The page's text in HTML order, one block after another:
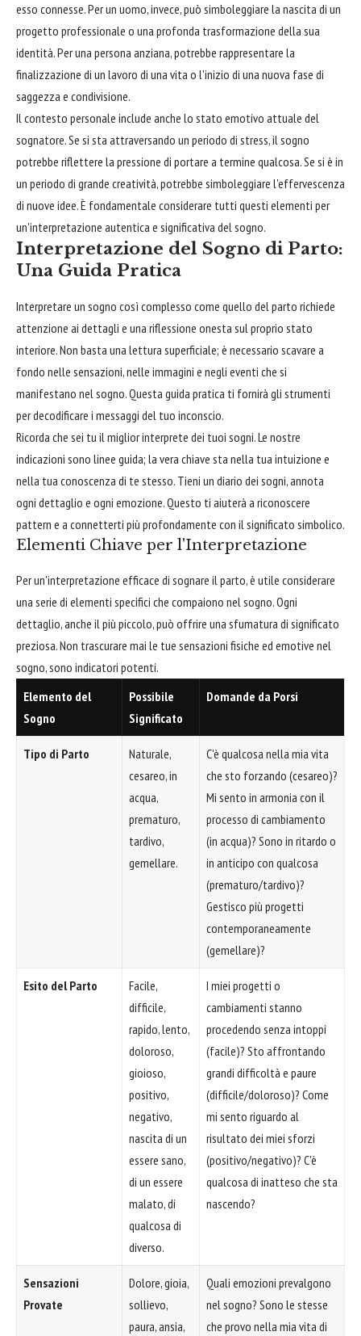
esso connesse. Per un uomo, invece, può simboleggiare la nascita di un
progetto professionale o una profonda trasformazione della sua
identità. Per una persona anziana, potrebbe rappresentare la
finalizzazione di un lavoro di una vita o l'inizio di una nuova fase di
saggezza e condivisione.
Il contesto personale include anche lo stato emotivo attuale del
sognatore. Se si sta attraversando un periodo di stress, il sogno
potrebbe riflettere la pressione di portare a termine qualcosa. Se si è in
un periodo di grande creatività, potrebbe simboleggiare l'effervescenza
di nuove idee. È fondamentale considerare tutti questi elementi per
un'interpretazione autentica e significativa del sogno.
Interpretazione del Sogno di Parto:
Una Guida Pratica
Interpretare un sogno così complesso come quello del parto richiede
attenzione ai dettagli e una riflessione onesta sul proprio stato
interiore. Non basta una lettura superficiale; è necessario scavare a
fondo nelle sensazioni, nelle immagini e negli eventi che si
manifestano nel sogno. Questa guida pratica ti fornirà gli strumenti
per decodificare i messaggi del tuo inconscio.
Ricorda che sei tu il miglior interprete dei tuoi sogni. Le nostre
indicazioni sono linee guida; la vera chiave sta nella tua intuizione e
nella tua conoscenza di te stesso. Tieni un diario dei sogni, annota
ogni dettaglio e ogni emozione. Questo ti aiuterà a riconoscere
pattern e a connetterti più profondamente con il significato simbolico.
Elementi Chiave per l'Interpretazione
Per un'interpretazione efficace di sognare il parto, è utile considerare
una serie di elementi specifici che compaiono nel sogno. Ogni
dettaglio, anche il più piccolo, può offrire una sfumatura di significato
preziosa. Non trascurare mai le tue sensazioni fisiche ed emotive nel
sogno, sono indicatori potenti.
Elemento del
Sogno
Possibile
Significato
Domande da Porsi
Tipo di Parto
Naturale,
cesareo, in
acqua,
prematuro,
tardivo,
gemellare.
C'è qualcosa nella mia vita
che sto forzando (cesareo)?
Mi sento in armonia con il
processo di cambiamento
(in acqua)? Sono in ritardo o
in anticipo con qualcosa
(prematuro/tardivo)?
Gestisco più progetti
contemporaneamente
(gemellare)?
Esito del Parto
Facile,
difficile,
rapido, lento,
doloroso,
gioioso,
positivo,
negativo,
nascita di un
essere sano,
di un essere
malato, di
qualcosa di
diverso.
I miei progetti o
cambiamenti stanno
procedendo senza intoppi
(facile)? Sto affrontando
grandi difficoltà e paure
(difficile/doloroso)? Come
mi sento riguardo al
risultato dei miei sforzi
(positivo/negativo)? C'è
qualcosa di inatteso che sta
nascendo?
Sensazioni
Provate
Dolore, gioia,
sollievo,
paura, ansia,
Quali emozioni prevalgono
nel sogno? Sono le stesse
che provo nella mia vita di